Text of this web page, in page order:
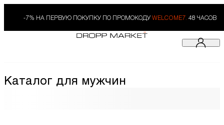
-7% НА ПЕРВУЮ ПОКУПКУ ПО ПРОМОКОДУ WELCOME7. 48 ЧАСОВ
Каталог для мужчин